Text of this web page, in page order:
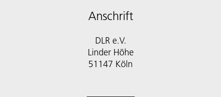
Anschrift
DLR e.V.
Linder Höhe
51147 Köln